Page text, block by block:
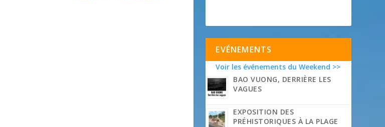
EVÉNEMENTS
Voir les événements du Weekend >>
BAO VUONG, DERRIÈRE LES
VAGUES
EXPOSITION DES
PRÉHISTORIQUES À LA PLAGE